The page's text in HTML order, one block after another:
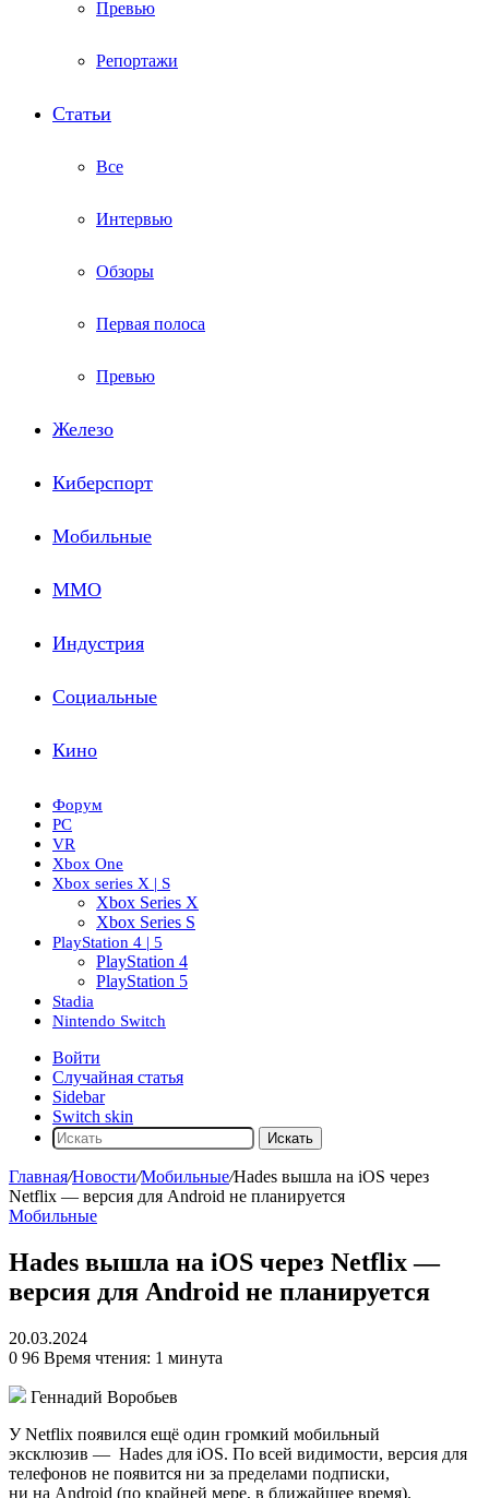
Превью
Репортажи
Статьи
Все
Интервью
Обзоры
Первая полоса
Превью
Железо
Киберспорт
Мобильные
ММО
Индустрия
Социальные
Кино
Форум
PC
VR
Xbox One
Xbox series X | S
Xbox Series X
Xbox Series S
PlayStation 4 | 5
PlayStation 4
PlayStation 5
Stadia
Nintendo Switch
Войти
Случайная статья
Sidebar
Switch skin
Искать
Главная/Новости/Мобильные/Hades вышла на iOS через
Netflix — версия для Android не планируется
Мобильные
Hades вышла на iOS через Netflix —
версия для Android не планируется
20.03.2024
0 96 Время чтения: 1 минута
Геннадий Воробьев
У Netflix появился ещё один громкий мобильный
эксклюзив — Hades для iOS. По всей видимости, версия для
телефонов не появится ни за пределами подписки,
ни на Android (по крайней мере, в ближайшее время).